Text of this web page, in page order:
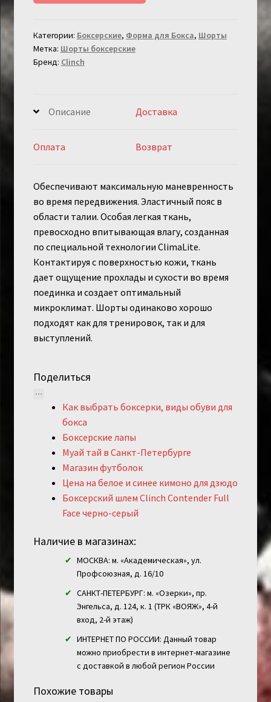
Olimp
Красные
Категории: Боксерские, Форма для Бокса, Шорты
Метка: Шорты боксерские
Бренд: Clinch
Описание Доставка
Оплата Возврат
Обеспечивают максимальную маневренность
во время передвижения. Эластичный пояс в
области талии. Особая легкая ткань,
превосходно впитывающая влагу, созданная
по специальной технологии ClimaLite.
Контактируя с поверхностью кожи, ткань
дает ощущение прохлады и сухости во время
поединка и создает оптимальный
микроклимат. Шорты одинаково хорошо
подходят как для тренировок, так и для
выступлений.
Поделиться
Как выбрать боксерки, виды обуви для
бокса
Боксерские лапы
Муай тай в Санкт-Петербурге
Магазин футболок
Цена на белое и синее кимоно для дзюдо
Боксерский шлем Clinch Contender Full
Face черно-серый
Наличие в магазинах:
МОСКВА: м. «Академическая», ул.
Профсоюзная, д. 16/10
САНКТ-ПЕТЕРБУРГ: м. «Озерки», пр.
Энгельса, д. 124, к. 1 (ТРК «ВОЯЖ», 4-й
вход, 2-й этаж)
ИНТЕРНЕТ ПО РОССИИ: Данный товар
можно приобрести в интернет-магазине
с доставкой в любой регион России
Похожие товары